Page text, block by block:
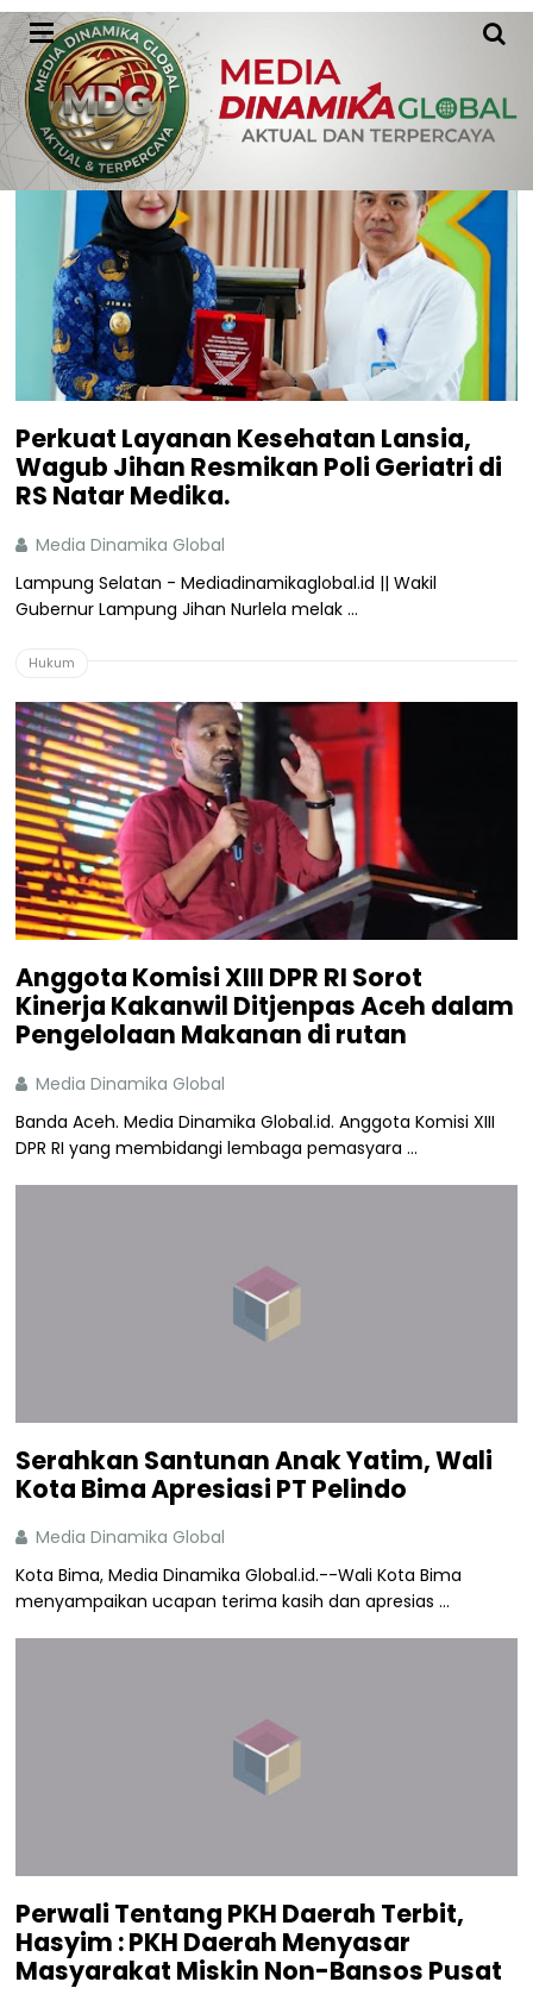
Mediadinamikaglobal.id
Perkuat Layanan Kesehatan Lansia,
Wagub Jihan Resmikan Poli Geriatri di
RS Natar Medika.
Media Dinamika Global
Lampung Selatan - Mediadinamikaglobal.id || Wakil
Gubernur Lampung Jihan Nurlela melak ...
Hukum
Anggota Komisi XIII DPR RI Sorot
Kinerja Kakanwil Ditjenpas Aceh dalam
Pengelolaan Makanan di rutan
Media Dinamika Global
Banda Aceh. Media Dinamika Global.id. Anggota Komisi XIII
DPR RI yang membidangi lembaga pemasyara ...
Serahkan Santunan Anak Yatim, Wali
Kota Bima Apresiasi PT Pelindo
Media Dinamika Global
Kota Bima, Media Dinamika Global.id.--Wali Kota Bima
menyampaikan ucapan terima kasih dan apresias ...
Perwali Tentang PKH Daerah Terbit,
Hasyim : PKH Daerah Menyasar
Masyarakat Miskin Non-Bansos Pusat